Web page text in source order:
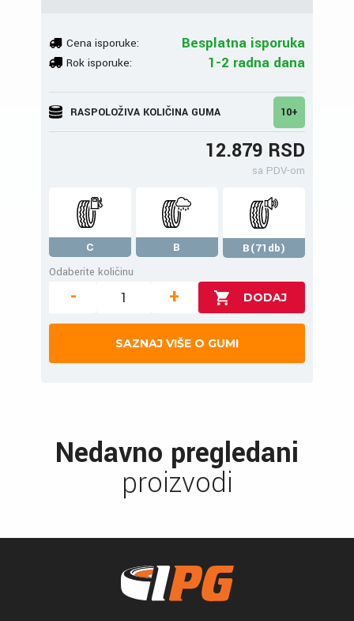
Cena isporuke: Besplatna isporuka
Rok isporuke: 1-2 radna dana
RASPOLOŽIVA KOLIČINA GUMA 10+
12.879 RSD
sa PDV-om
C B
B(71db)
Odaberite količinu
- +
SAZNAJ VIŠE O GUMI
Nedavno pregledani
proizvodi